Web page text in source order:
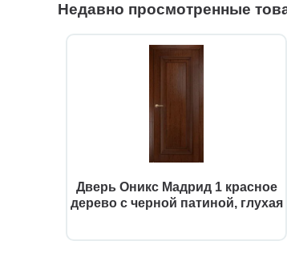
Недавно просмотренные
Дверь Оникс Мадрид 1 красное
дерево с черной патиной, глухая